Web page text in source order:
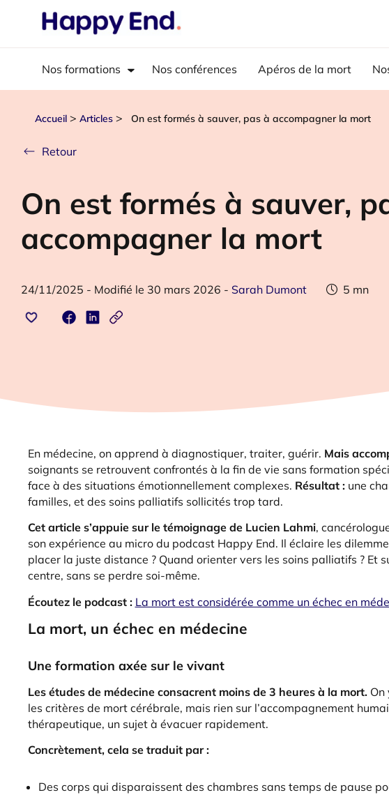
Nos formations Nos conférences Apéros de la mort
Accueil > Articles > On est formés à sauver, pas à accompagner la mort
Retour
On est formés à sauver,
accompagner la mort
24/11/2025 - Modifié le 30 mars 2026 - Sarah Dumont 5 mn
En médecine, on apprend à diagnostiquer, traiter, guérir. Mais
soignants se retrouvent confrontés à la fin de vie sans formation
face à des situations émotionnellement complexes. Résultat :une
familles, et des soins palliatifs sollicités trop tard.
Cet article s’appuie sur le témoignage de Lucien Lahmi,
son expérience au micro du podcast Happy End. Il éclaire les
placer la juste distance ? Quand orienter vers les soins palliatifs ? Et
centre, sans se perdre soi-même.
Écoutez le podcast : La mort est considérée comme un échec en
La mort, un échec en médecine
Une formation axée sur le vivant
Les études de médecine consacrent moins de 3 heures à la mort.On
les critères de mort cérébrale, mais rien sur l’accompagnement
thérapeutique, un sujet à évacuer rapidement.
Concrètement, cela se traduit par :
Des corps qui disparaissent des chambres sans temps de pause